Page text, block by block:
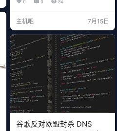
2026-27408 的中危漏洞：WordPr
站脚本漏洞（XSS），对应 CVE 编
号为 CVE-2026-8702。 漏洞根源
在插件的 gbi_toprint_shortcode 函
数对输出未进行充分转义。攻击者
可利用该漏洞向页面注入任意 Web
脚本。 一、漏洞基本…
0 0 84
主机吧 7月15日
谷歌反对欧盟封杀 DNS